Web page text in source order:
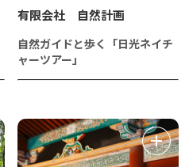
有限会社 自然計画
自然ガイドと歩く「日光ネイチ
ャーツアー」